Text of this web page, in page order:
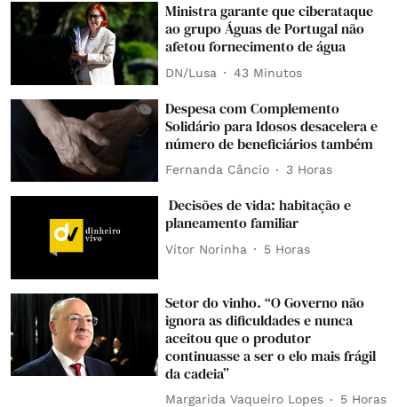
Ministra garante que ciberataque
ao grupo Águas de Portugal não
afetou fornecimento de água
DN/Lusa 43 Minutos
Despesa com Complemento
Solidário para Idosos desacelera e
número de beneficiários também
Fernanda Câncio 3 Horas
Decisões de vida: habitação e
planeamento familiar
Vítor Norinha 5 Horas
Setor do vinho. “O Governo não
ignora as dificuldades e nunca
aceitou que o produtor
continuasse a ser o elo mais frágil
da cadeia”
Margarida Vaqueiro Lopes 5 Horas